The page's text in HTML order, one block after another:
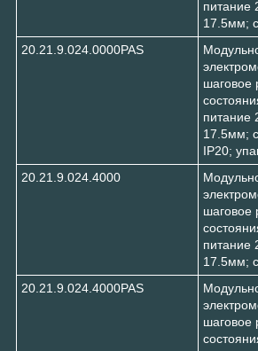
питание
17.5мм;
20.21.9.024.0000PAS
шаговое
питание
17.5мм;
IP20;
20.21.9.024.4000
шаговое
питание
17.5мм;
20.21.9.024.4000PAS
шаговое